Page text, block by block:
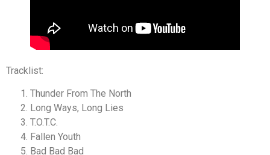
Tracklist:
Thunder From The North
Long Ways, Long Lies
T.O.T.C.
Fallen Youth
Bad Bad Bad